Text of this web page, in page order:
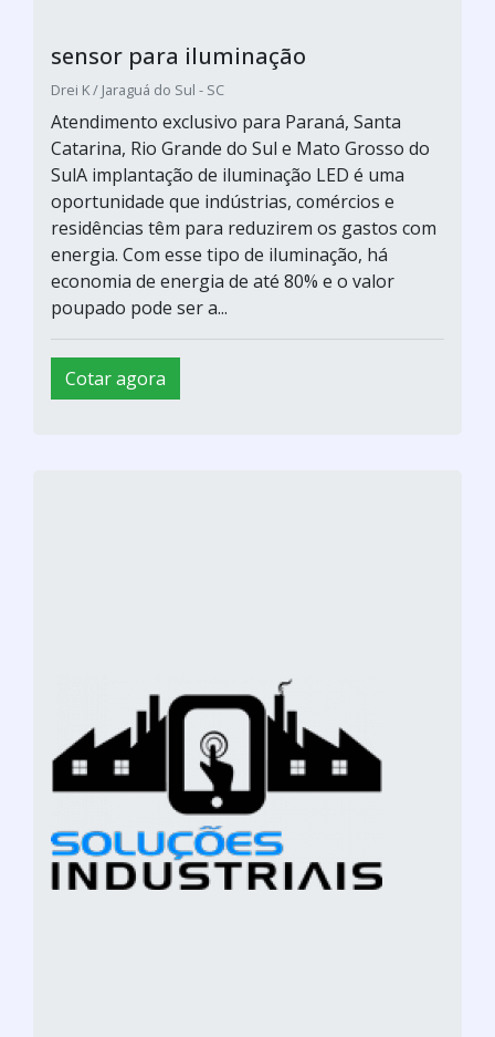
sensor para iluminação
Drei K / Jaraguá do Sul - SC
Atendimento exclusivo para Paraná, Santa
Catarina, Rio Grande do Sul e Mato Grosso do
SulA implantação de iluminação LED é uma
oportunidade que indústrias, comércios e
residências têm para reduzirem os gastos com
energia. Com esse tipo de iluminação, há
economia de energia de até 80% e o valor
poupado pode ser a...
Cotar agora